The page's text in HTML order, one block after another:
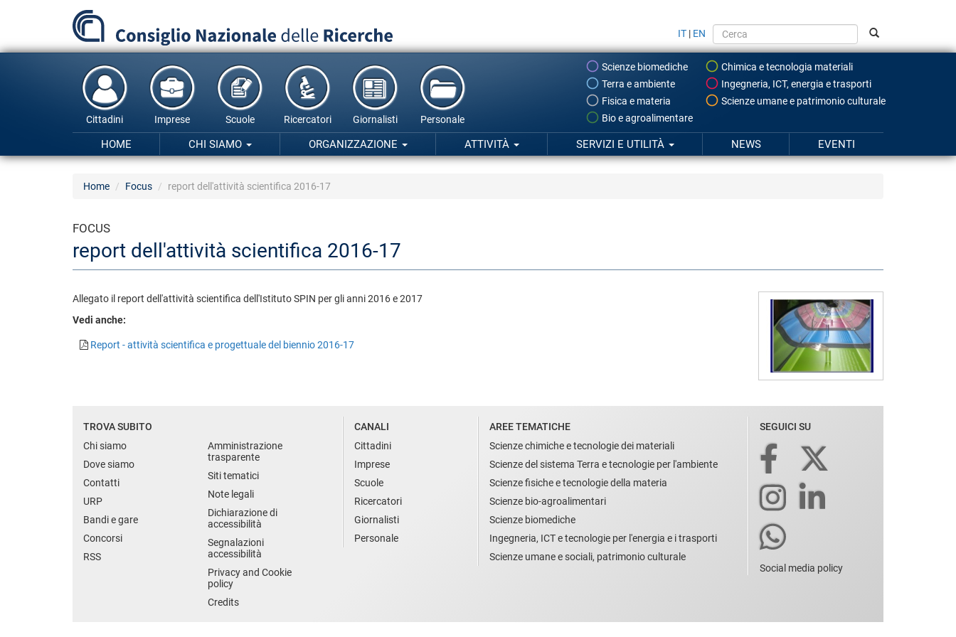
principale
IT | EN
Scienze biomediche
Chimica e tecnologia materiali
Terra e ambiente
Ingegneria, ICT, energia e trasporti
Fisica e materia
Scienze umane e patrimonio culturale
Bio e agroalimentare
Cittadini Imprese Scuole Ricercatori Giornalisti Personale
HOME CHI SIAMO ORGANIZZAZIONE ATTIVITÀ SERVIZI E UTILITÀ NEWS EVENTI
Home Focus report dell'attività scientifica 2016-17
FOCUS
report dell'attività scientifica 2016-17
Allegato il report dell'attività scientifica dell'Istituto SPIN per gli anni 2016 e 2017
Vedi anche:
Report - attività scientifica e progettuale del biennio 2016-17
TROVA SUBITO
Chi siamo
Dove siamo
Contatti
URP
Bandi e gare
Concorsi
RSS
Amministrazione
trasparente
Siti tematici
Note legali
Dichiarazione di
accessibilità
Segnalazioni
accessibilità
Privacy and Cookie
policy
Credits
CANALI
Cittadini
Imprese
Scuole
Ricercatori
Giornalisti
Personale
AREE TEMATICHE
Scienze chimiche e tecnologie dei materiali
Scienze del sistema Terra e tecnologie per l'ambiente
Scienze fisiche e tecnologie della materia
Scienze bio-agroalimentari
Scienze biomediche
Ingegneria, ICT e tecnologie per l'energia e i trasporti
Scienze umane e sociali, patrimonio culturale
SEGUICI SU
Social media policy